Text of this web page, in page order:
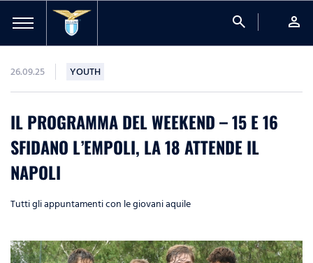
search person
26.09.25 YOUTH
IL PROGRAMMA DEL WEEKEND – 15 E 16
SFIDANO L’EMPOLI, LA 18 ATTENDE IL
NAPOLI
Tutti gli appuntamenti con le giovani aquile